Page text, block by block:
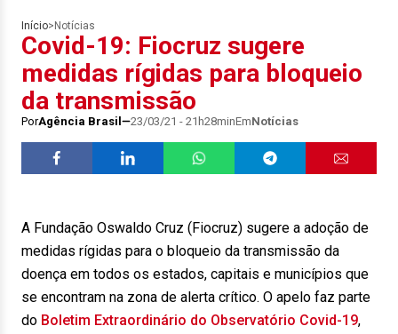
Início> Notícias
Covid-19: Fiocruz sugere
medidas rígidas para bloqueio
da transmissão
PorAgência Brasil 23/03/21 - 21h28minEmNotícias
A Fundação Oswaldo Cruz (Fiocruz) sugere a adoção de
medidas rígidas para o bloqueio da transmissão da
doença em todos os estados, capitais e municípios que
se encontram na zona de alerta crítico. O apelo faz parte
do Boletim Extraordinário do Observatório Covid-19,